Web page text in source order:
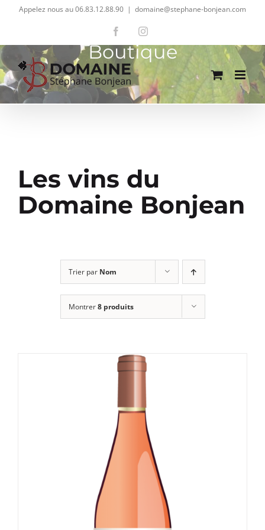
Passer
contenu
Appelez nous au 06.83.12.88.90 | domaine@stephane-bonjean.com
FacebookInstagram
Boutique
Les vins du
Domaine Bonjean
Trier par Nom
Montrer8 produits